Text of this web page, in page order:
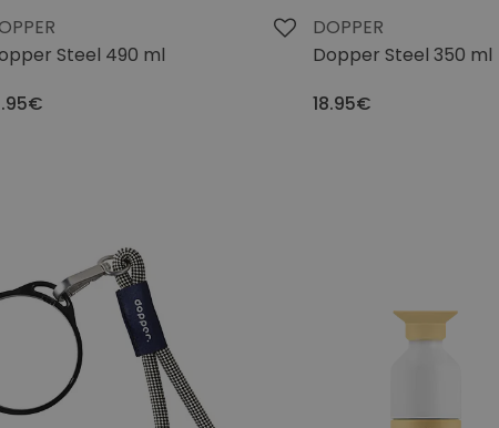
Steel 490 ml
DOPPER
Dopper Steel 350 ml
18.95€